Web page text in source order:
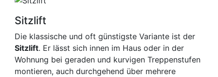
Sitzlift
Die klassische und oft günstigste Variante ist der
Sitzlift. Er lässt sich innen im Haus oder in der
Wohnung bei geraden und kurvigen Treppenstufen
montieren, auch durchgehend über mehrere